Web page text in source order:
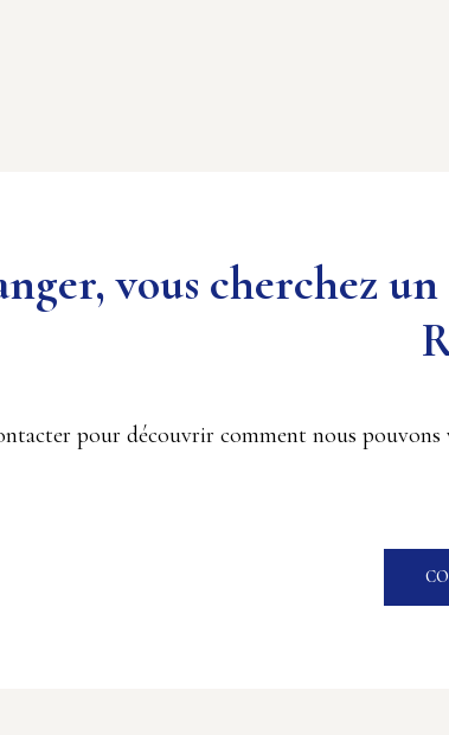
vous cherchez
pour découvrir comment nous pouvons